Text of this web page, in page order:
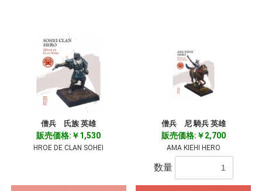
僧兵 氏族 英雄
販売価格:￥1,530
HROE DE CLAN SOHEI
僧兵 尼 騎兵 英雄
販売価格:￥2,700
AMA KIEHI HERO
数量